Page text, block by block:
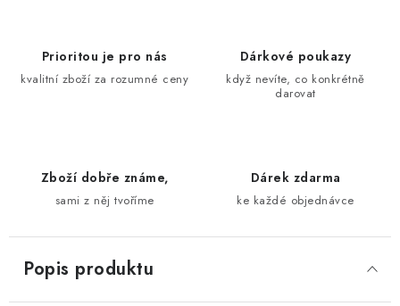
Prioritou je pro nás
kvalitní zboží za rozumné ceny
Dárkové poukazy
když nevíte, co konkrétně
darovat
Zboží dobře známe,
sami z něj tvoříme
Dárek zdarma
ke každé objednávce
Popis produktu